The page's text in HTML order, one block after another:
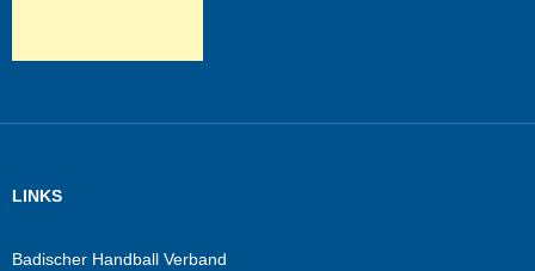
LINKS
Badischer Handball Verband